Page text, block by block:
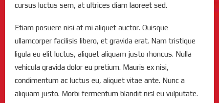
cursus luctus sem, at ultrices diam laoreet sed.
Etiam posuere nisi at mi aliquet auctor. Quisque
ullamcorper facilisis libero, et gravida erat. Nam tristique
ligula eu elit luctus, aliquet aliquam justo rhoncus. Nulla
vehicula gravida dolor eu pretium. Mauris ex nisi,
condimentum ac luctus eu, aliquet vitae ante. Nunc a
aliquam justo. Morbi fermentum blandit nisl eu vulputate.